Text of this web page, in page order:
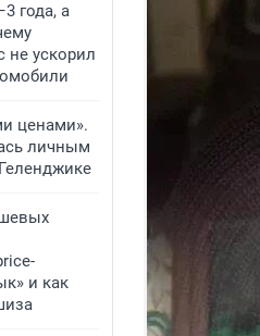
года, а
не ускорил
ценами».
личным
и как